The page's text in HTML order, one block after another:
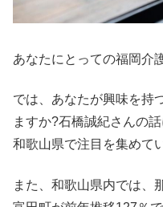
あなたにとっての福岡介
では、あなたが興味を持
ますか?石橋誠紀さんの
和歌山県で注目を集めて
また、和歌山県内では、